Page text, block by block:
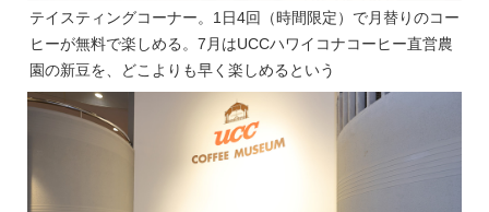
テイスティングコーナー。1日4回（時間限定）で月替りのコー
ヒーが無料で楽しめる。7月はUCCハワイコナコーヒー直営農
園の新豆を、どこよりも早く楽しめるという